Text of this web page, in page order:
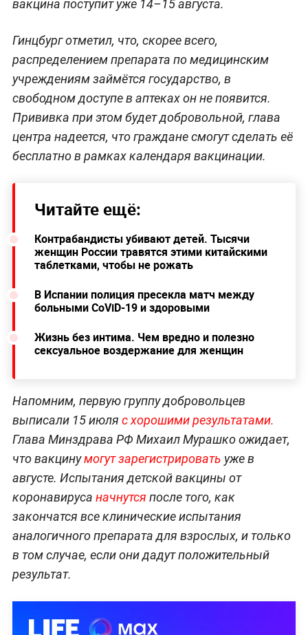
вакцина поступит уже 14–15 августа.
Гинцбург отметил, что, скорее всего,
распределением препарата по медицинским
учреждениям займётся государство, в
свободном доступе в аптеках он не появится.
Прививка при этом будет добровольной, глава
центра надеется, что граждане смогут сделать её
бесплатно в рамках календаря вакцинации.
Читайте ещё:
Контрабандисты убивают детей. Тысячи
женщин России травятся этими китайскими
таблетками, чтобы не рожать
В Испании полиция пресекла матч между
больными CoViD-19 и здоровыми
Жизнь без интима. Чем вредно и полезно
сексуальное воздержание для женщин
Напомним, первую группу добровольцев
выписали 15 июля с хорошими результатами.
Глава Минздрава РФ Михаил Мурашко ожидает,
что вакцинумогут зарегистрировать уже в
августе. Испытания детской вакцины от
коронавируса начнутся после того, как
закончатся все клинические испытания
аналогичного препарата для взрослых, и только
в том случае, если они дадут положительный
результат.